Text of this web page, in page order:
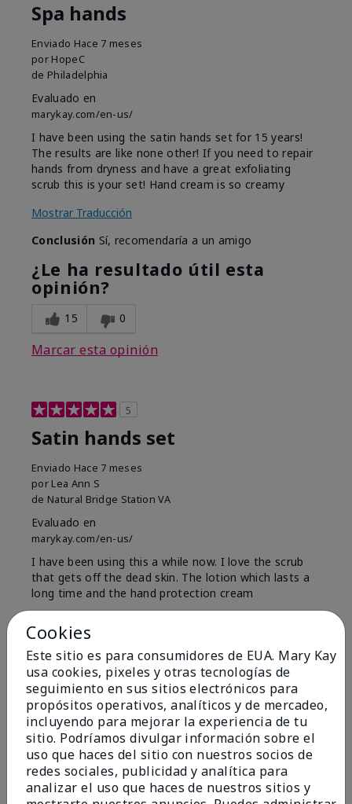
Spa hands
Enviado Hace 7 meses
por HopeC
de Philadelphia
Evaluado en
marykay.com/en-us/
I have been using the satin hands set for 15 years!
The results are like none other! If you need to repair
hands from dryness and have a great exfoliating
scrub this is your set! Hand cream is so creamy
Mostrar Traducción
Conclusión Sí, recomendaría a un amigo
¿Le ha resultado útil esta
opinión?
15 0
Marcar esta opinión
5
Satin hands set
Enviado Hace 7 meses
por Lea Ann S
de Natural Bridge Station VA
Evaluado en
marykay.com/en-us/
I have been using this a while now. I love the scrub
that gets off the dead skin. The lotion which lasts a
long time and the hand protection cream
Conclusión
Sí, recomendaría a un amigo
¿Le ha resultado útil esta
opinión?
15 0
Marcar esta opinión
Cookies
Este sitio es para consumidores de EUA. Mary Kay
usa cookies, pixeles y otras tecnologías de
seguimiento en sus sitios electrónicos para
propósitos operativos, analíticos y de mercadeo,
incluyendo para mejorar la experiencia de tu
sitio. Podríamos divulgar información sobre el
uso que haces del sitio con nuestros socios de
redes sociales, publicidad y analítica para
analizar el uso que haces de nuestros sitios y